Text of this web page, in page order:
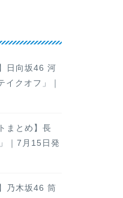
日向坂46 河
クオフ」｜
まとめ】長
｜7月15日発
乃木坂46 筒